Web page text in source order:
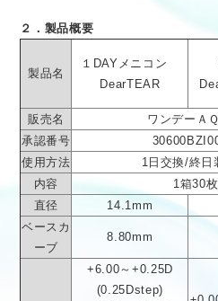
２．製品概要
製品名
１DAYメニコン
DearTEAR
販売名
ワンデーＡ
承認番号
使用方法
1日交換/終日
内容
1箱30
直径
14.1mm
ベースカ
ーブ
8.80mm
+6.00～+0.25D
(0.25Dstep)